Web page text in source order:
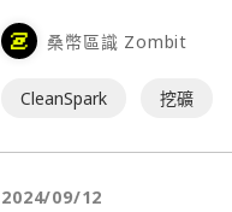
桑幣區識 Zombit
CleanSpark 挖礦
2024/09/12